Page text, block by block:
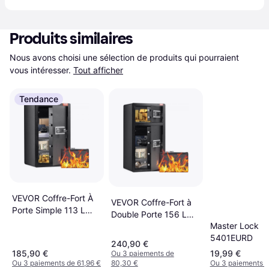
Produits similaires
Nous avons choisi une sélection de produits qui pourraient
vous intéresser. Tout afficher
Tendance
VEVOR Coffre-Fort À
Porte Simple 113 L
185,90 €
Ou 3 paiements de 61,96 €
VEVOR Coffre-Fort à
Double Porte 156 L
240,90 €
Ou 3 paiements de
80,30 €
Master Lock
5401EURD
19,99 €
Ou 3 paiements